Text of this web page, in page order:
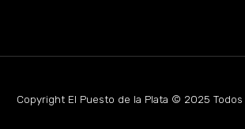
Copyright El Puesto de la Plata © 2025